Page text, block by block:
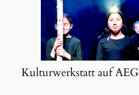
Kulturwerkstatt auf AEG